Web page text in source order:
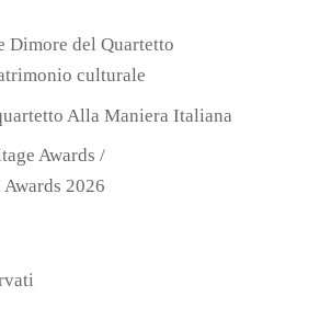
Dimore del Quartetto
culturale
Alla Maniera Italiana
Awards /
2026